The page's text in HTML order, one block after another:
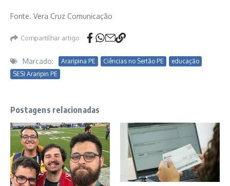
Fonte. Vera Cruz Comunicação
Compartilhar artigo
Marcado: Araripina PE Ciências no Sertão PE
educação
SESI Araripin PE
Postagens relacionadas